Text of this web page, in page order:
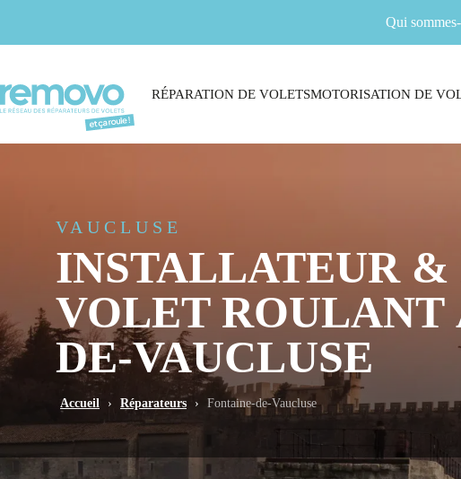
Qui
RÉPARATION DE VOLETSMOTORISATION DE
VAUCLUSE
INSTALLATEUR &
VOLET ROULANT
DE-VAUCLUSE
Accueil › Réparateurs › Fontaine-de-Vaucluse